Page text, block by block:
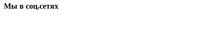
Мы в соц.сетях